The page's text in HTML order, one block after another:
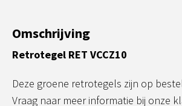
Omschrijving
Retrotegel RET VCCZ10
Deze groene retrotegels zijn op
Vraag naar meer informatie bij onze